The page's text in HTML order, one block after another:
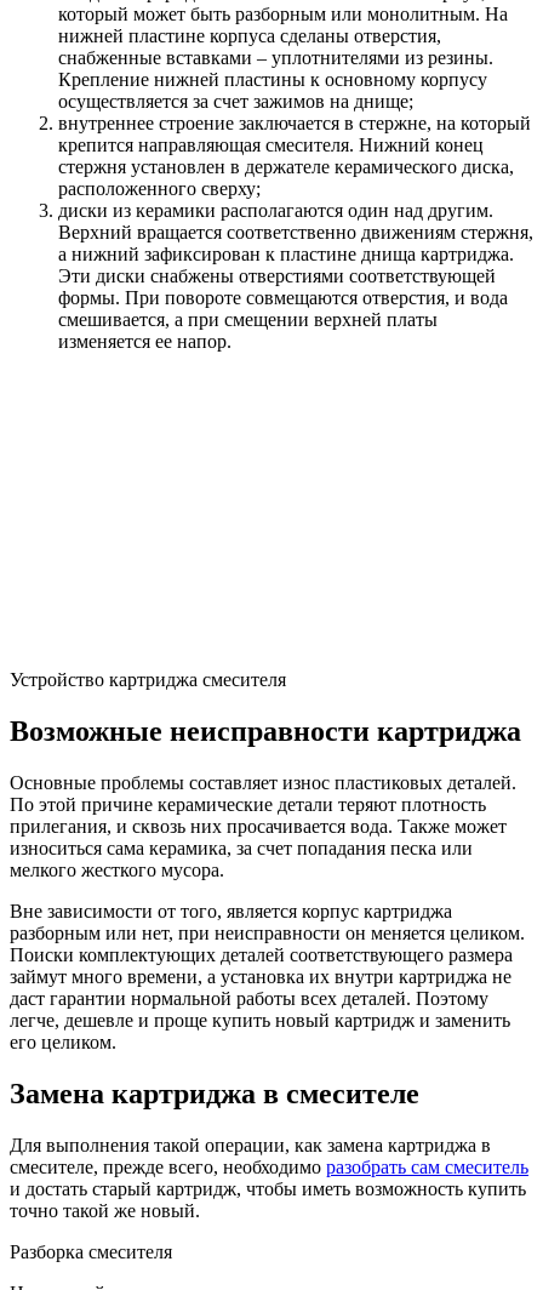
который может быть разборным или монолитным. На
нижней пластине корпуса сделаны отверстия,
снабженные вставками – уплотнителями из резины.
Крепление нижней пластины к основному корпусу
осуществляется за счет зажимов на днище;
внутреннее строение заключается в стержне, на который
крепится направляющая смесителя. Нижний конец
стержня установлен в держателе керамического диска,
расположенного сверху;
диски из керамики располагаются один над другим.
Верхний вращается соответственно движениям стержня,
а нижний зафиксирован к пластине днища картриджа.
Эти диски снабжены отверстиями соответствующей
формы. При повороте совмещаются отверстия, и вода
смешивается, а при смещении верхней платы
изменяется ее напор.
Устройство картриджа смесителя
Возможные неисправности картриджа
Основные проблемы составляет износ пластиковых деталей.
По этой причине керамические детали теряют плотность
прилегания, и сквозь них просачивается вода. Также может
износиться сама керамика, за счет попадания песка или
мелкого жесткого мусора.
Вне зависимости от того, является корпус картриджа
разборным или нет, при неисправности он меняется целиком.
Поиски комплектующих деталей соответствующего размера
займут много времени, а установка их внутри картриджа не
даст гарантии нормальной работы всех деталей. Поэтому
легче, дешевле и проще купить новый картридж и заменить
его целиком.
Замена картриджа в смесителе
Для выполнения такой операции, как замена картриджа в
смесителе, прежде всего, необходимо разобрать сам смеситель
и достать старый картридж, чтобы иметь возможность купить
точно такой же новый.
Разборка смесителя